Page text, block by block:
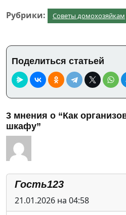
Рубрики: Советы домохозяйкам
Поделиться статьей
3 мнения о “Как
шкафу”
Гость123
21.01.2026 на 04:58